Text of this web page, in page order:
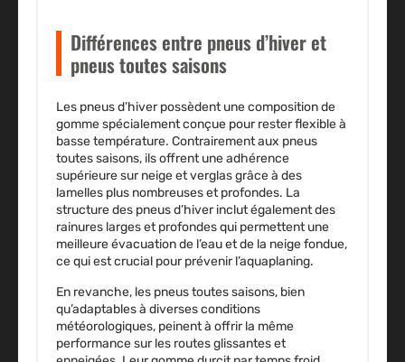
Différences entre pneus d’hiver et
pneus toutes saisons
Les pneus d’hiver possèdent une composition de
gomme spécialement conçue pour rester flexible à
basse température. Contrairement aux pneus
toutes saisons, ils offrent une adhérence
supérieure sur neige et verglas grâce à des
lamelles plus nombreuses et profondes. La
structure des pneus d’hiver inclut également des
rainures larges et profondes qui permettent une
meilleure évacuation de l’eau et de la neige fondue,
ce qui est crucial pour prévenir l’aquaplaning.
En revanche, les pneus toutes saisons, bien
qu’adaptables à diverses conditions
météorologiques, peinent à offrir la même
performance sur les routes glissantes et